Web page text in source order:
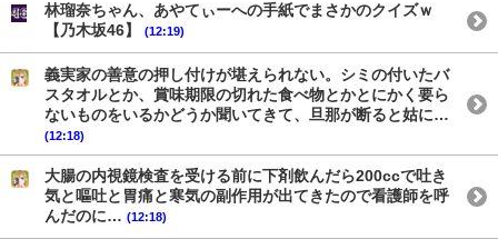
林瑠奈ちゃん、あやてぃーへの手紙でまさかのクイズｗ
【乃木坂46】
(12:19)
義実家の善意の押し付けが堪えられない。シミの付いたバ
スタオルとか、賞味期限の切れた食べ物とかとにかく要ら
ないものをいるかどうか聞いてきて、旦那が断ると姑に…
(12:18)
大腸の内視鏡検査を受ける前に下剤飲んだら200ccで吐き
気と嘔吐と胃痛と寒気の副作用が出てきたので看護師を呼
んだのに… (12:18)